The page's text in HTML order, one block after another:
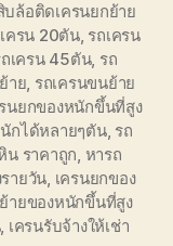
บล้อติดเครนยกย้าย
ครน 20ตัน, รถเครน
เครน 45ตัน, รถ
าย, รถเครนขนย้าย
นยกของหนักขึ้นที่สูง
กได้หลายๆตัน, รถ
น ราคาถูก, หารถ
ายวัน, เครนยกของ
ายของหนักขึ้นที่สูง
, เครนรับจ้างให้เช่า